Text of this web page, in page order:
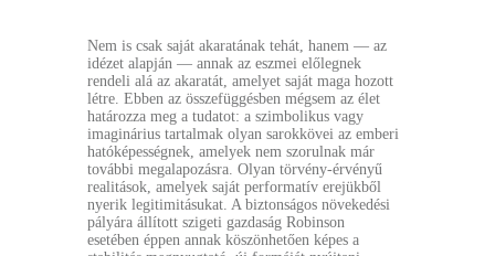
Nem is csak saját akaratának tehát, hanem — az
idézet alapján — annak az eszmei előlegnek
rendeli alá az akaratát, amelyet saját maga hozott
létre. Ebben az összefüggésben mégsem az élet
határozza meg a tudatot: a szimbolikus vagy
imaginárius tartalmak olyan sarokkövei az emberi
hatóképességnek, amelyek nem szorulnak már
további megalapozásra. Olyan törvény-érvényű
realitások, amelyek saját performatív erejükből
nyerik legitimitásukat. A biztonságos növekedési
pályára állított szigeti gazdaság Robinson
esetében éppen annak köszönhetően képes a